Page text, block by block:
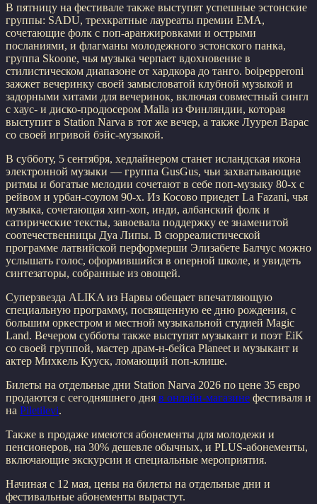
В пятницу на фестивале также выступят успешные эстонские
группы: SADU, трехкратные лауреаты премии EMA,
сочетающие фолк с поп-аранжировками и острыми
посланиями, и флагманы молодежного эстонского панка,
группа Skoone, чья музыка черпает вдохновение в
стилистическом диапазоне от хардкора до танго. boipepperoni
зажжет вечеринку своей замысловатой клубной музыкой и
задорными хитами для вечеринок, включая совместный сингл
с хаус- и диско-продюсером Malla из Финляндии, которая
выступит в Station Narva в тот же вечер, а также Луурел Варас
со своей игривой бэйс-музыкой.
В субботу, 5 сентября, хедлайнером станет исландская икона
электронной музыки — группа GusGus, чьи захватывающие
ритмы и богатые мелодии сочетают в себе поп-музыку 80-х с
рейвом и урбан-соулом 90-х. Из Косово приедет La Fazani, чья
музыка, сочетающая хип-хоп, инди, албанский фолк и
сатирические тексты, завоевала поддержку ее знаменитой
соотечественницы Дуа Липы. В сюрреалистической
программе латвийской перформерши Элизабете Балчус можно
услышать голос, оформившийся в оперной школе, и увидеть
синтезаторы, собранные из овощей.
Суперзвезда ALIKA из Нарвы обещает впечатляющую
специальную программу, посвященную ее дню рождения, с
большим оркестром и местной музыкальной студией Magic
Land. Вечером субботы также выступят музыкант и поэт EiK
со своей группой, мастер драм-н-бейса Planeet и музыкант и
актер Михкель Кууск, ломающий поп-клише.
Билеты на отдельные дни Station Narva 2026 по цене 35 евро
продаются с сегодняшнего дня в онлайн-магазине фестиваля и
на Piletilevi.
Также в продаже имеются абонементы для молодежи и
пенсионеров, на 30% дешевле обычных, и PLUS-абонементы,
включающие экскурсии и специальные мероприятия.
Начиная с 12 мая, цены на билеты на отдельные дни и
фестивальные абонементы вырастут.